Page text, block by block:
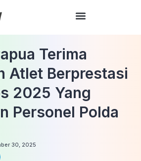
Terima
Atlet Berprestasi
2025 Yang
Personel Polda
30, 2025